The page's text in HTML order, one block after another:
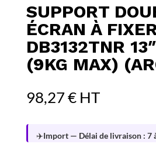
SUPPORT
ÉCRAN À
DB3132TNR
(9KG MAX)
98,27€ HT
✈️Import — Délai de livraison : 7